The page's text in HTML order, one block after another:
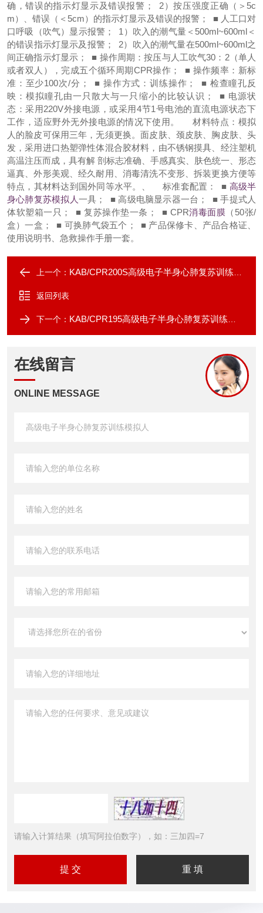
确，错误的指示灯显示及错误报警； 2）按压强度正确（＞5c
m）、错误（＜5cm）的指示灯显示及错误的报警； ■ 人工口对
口呼吸（吹气）显示报警； 1）吹入的潮气量＜500ml~600ml＜
的错误指示灯显示及报警； 2）吹入的潮气量在500ml~600ml之
间正确指示灯显示； ■ 操作周期：按压与人工吹气30：2（单人
或者双人），完成五个循环周期CPR操作； ■ 操作频率：新标
准：至少100次/分； ■ 操作方式：训练操作； ■ 检查瞳孔反
映：模拟瞳孔由一只散大与一只缩小的比较认识； ■ 电源状
态：采用220V外接电源，或采用4节1号电池的直流电源状态下
工作，适应野外无外接电源的情况下使用。
材料特点：模拟
人的脸皮可保用三年，无须更换。面皮肤、颈皮肤、胸皮肤、头
发，采用进口热塑弹性体混合胶材料，由不锈钢摸具、经注塑机
高温注压而成，具有解 剖标志准确、手感真实、肤色统一、形态
逼真、外形美观、经久耐用、消毒清洗不变形、拆装更换方便等
特点，其材料达到国外同等水平。、
标准套配置： ■ 高级半
身心肺复苏模拟人一具； ■ 高级电脑显示器一台； ■ 手提式人
体软塑箱一只； ■ 复苏操作垫一条； ■ CPR消毒面膜 （50张/
盒）一盒； ■ 可换肺气袋五个； ■ 产品保修卡、产品合格证、
使用说明书、急救操作手册一套。
上一个： KAB/CPR200S高级电子半身心肺复苏训练模拟人
返回列表
下一个： KAB/CPR195高级电子半身心肺复苏训练模拟人
在线留言
ONLINE MESSAGE
请输入计算结果（填写阿拉伯数字），如：三加四=7